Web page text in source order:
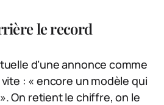
le record
d’une annonce comme
: « encore un modèle qui
On retient le chiffre, on le